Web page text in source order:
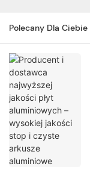
Polecany Dla Ciebie